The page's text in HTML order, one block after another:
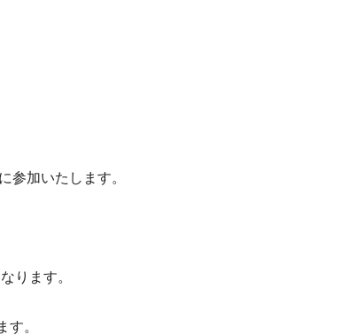
参加いたします。
ります。
。